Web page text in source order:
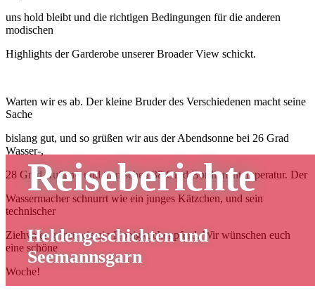
Reiseberichte
Heldengeschichten und
Seemannsgarn
uns hold bleibt und die richtigen Bedingungen für die anderen
modischen
Highlights der Garderobe unserer Broader View schickt.
Warten wir es ab. Der kleine Bruder des Verschiedenen macht seine
Sache
bislang gut, und so grüßen wir aus der Abendsonne bei 26 Grad
Wasser-,
28 Grad Außen-, und tropischen 38 Grad Bordinnentemperatur. Der
Wassermacher schnurrt wie ein junges Kätzchen, und sein
technischer
Ziehvater grinst wie ein Honigkuchenpferd. Wir wünschen euch
eine schöne
Woche!